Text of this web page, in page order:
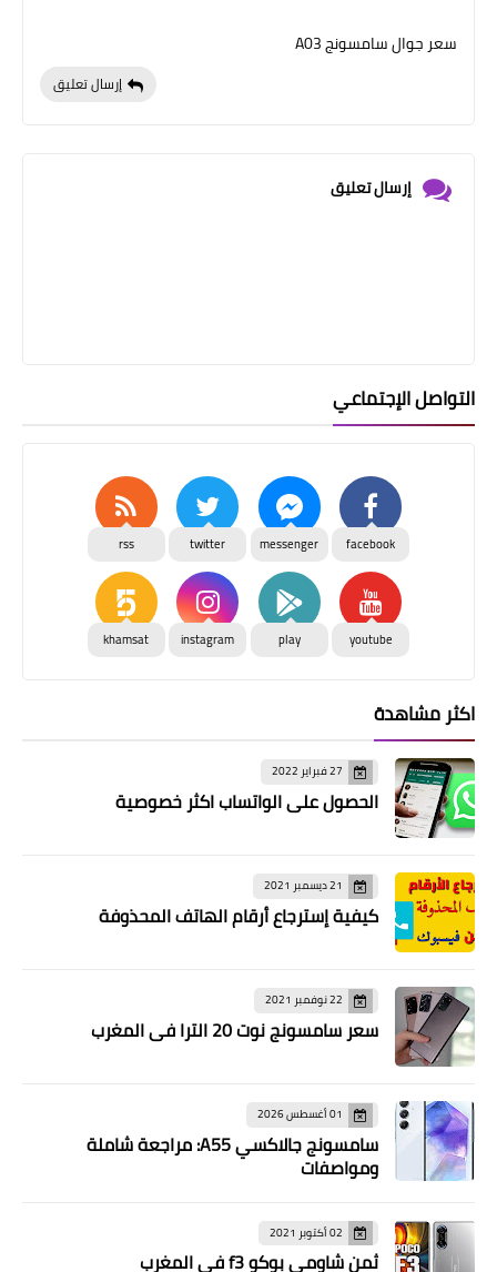
سعر جوال سامسونج A03
إرسال تعليق
إرسال تعليق
التواصل الإجتماعي
facebook
messenger
twitter
rss
youtube
play
instagram
khamsat
اكثر مشاهدة
27 فبراير 2022
الحصول على الواتساب اكثر خصوصية
21 ديسمبر 2021
كيفية إسترجاع أرقام الهاتف المحذوفة
22 نوفمبر 2021
سعر سامسونج نوت 20 الترا في المغرب
01 أغسطس 2026
سامسونج جالاكسي A55: مراجعة شاملة
ومواصفات
02 أكتوبر 2021
ثمن شاومي بوكو f3 في المغرب